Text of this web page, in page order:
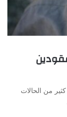
من الحالات